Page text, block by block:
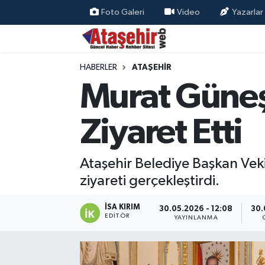
Foto Galeri Video Yazarlar
HABERLER ATAŞEHİR
Murat
Ziyaret Etti
Ataşehir Belediye Başkan
ziyareti gerçekleştirdi.
İSA KIRIM
EDITÖR
30.05.2026 - 12:08
YAYINLANMA
Hava Durumu
Süper Lig Puan Durumu ve Fikstür
Tüm Manşetler
Son Dakika Haberleri